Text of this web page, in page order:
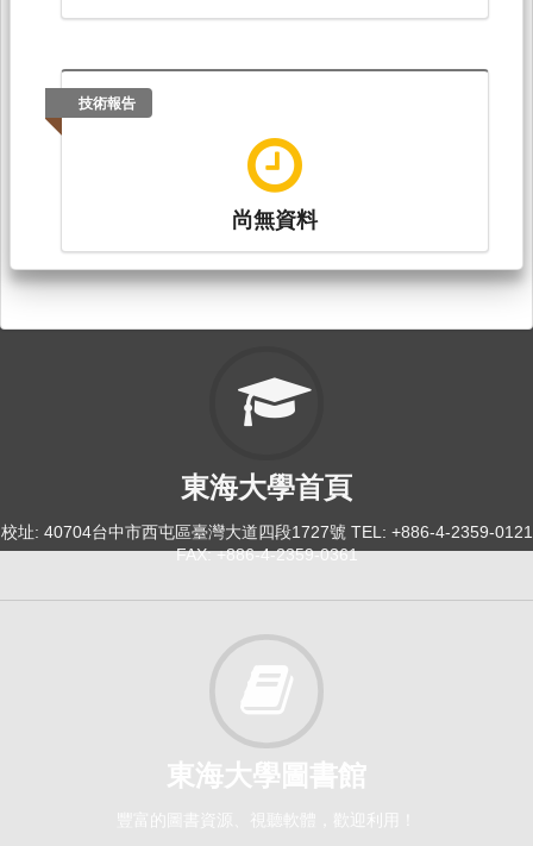
技術報告
尚無資料
東海大學首頁
校址: 40704台中市西屯區臺灣大道四段1727號 TEL: +886-4-2359-0121
FAX: +886-4-2359-0361
東海大學圖書館
豐富的圖書資源、視聽軟體，歡迎利用！